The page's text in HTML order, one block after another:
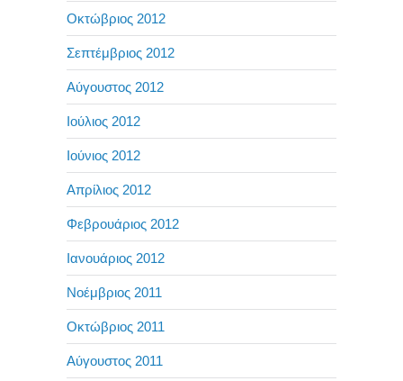
Οκτώβριος 2012
Σεπτέμβριος 2012
Αύγουστος 2012
Ιούλιος 2012
Ιούνιος 2012
Απρίλιος 2012
Φεβρουάριος 2012
Ιανουάριος 2012
Νοέμβριος 2011
Οκτώβριος 2011
Αύγουστος 2011